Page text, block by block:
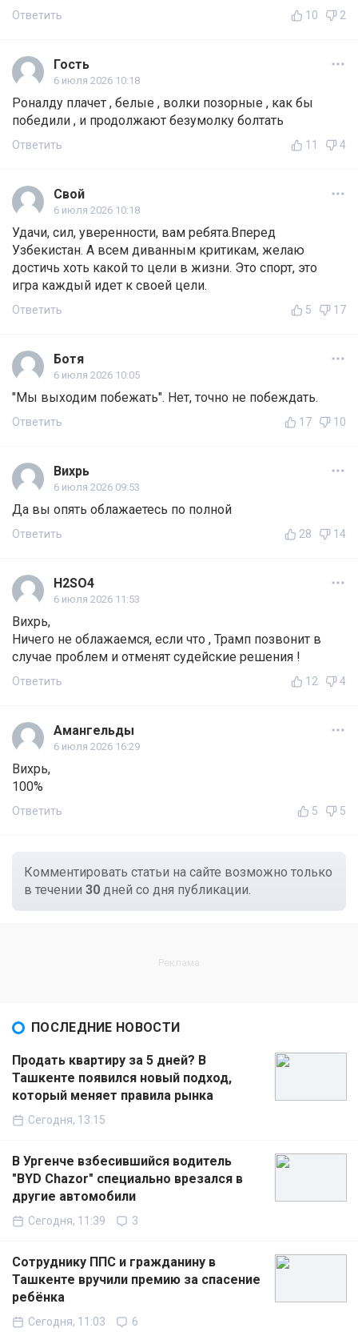
Ответить 10 2
Гость
6 июля 2026 10:18
Роналду плачет , белые , волки позорные , как бы
победили , и продолжают безумолку болтать
Ответить 11 4
Свой
6 июля 2026 10:18
Удачи, сил, уверенности, вам ребята.Вперед
Узбекистан. А всем диванным критикам, желаю
достичь хоть какой то цели в жизни. Это спорт, это
игра каждый идет к своей цели.
Ответить 5 17
Ботя
6 июля 2026 10:05
"Мы выходим побежать". Нет, точно не побеждать.
Ответить 17 10
Вихрь
6 июля 2026 09:53
Да вы опять облажаетесь по полной
Ответить 28 14
H2SO4
6 июля 2026 11:53
Вихрь,
Ничего не облажаемся, если что , Трамп позвонит в
случае проблем и отменят судейские решения !
Ответить 12 4
Амангельды
6 июля 2026 16:29
Вихрь,
100%
Ответить 5 5
Комментировать статьи на сайте возможно только
в течении 30 дней со дня публикации.
ПОСЛЕДНИЕ НОВОСТИ
Продать квартиру за 5 дней? В
Ташкенте появился новый подход,
который меняет правила рынка
Сегодня, 13:15
В Ургенче взбесившийся водитель
"BYD Chazor" специально врезался в
другие автомобили
Сегодня, 11:39 3
Сотруднику ППС и гражданину в
Ташкенте вручили премию за спасение
ребёнка
Сегодня, 11:03 6